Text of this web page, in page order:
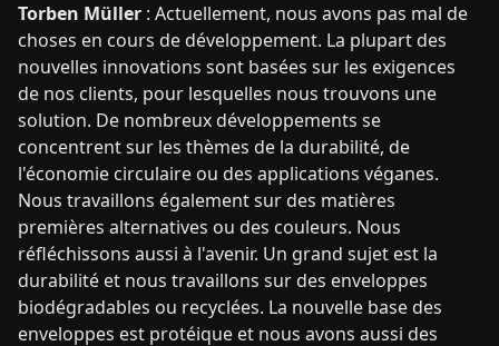
Torben Müller : Actuellement, nous avons pas mal de
choses en cours de développement. La plupart des
nouvelles innovations sont basées sur les exigences
de nos clients, pour lesquelles nous trouvons une
solution. De nombreux développements se
concentrent sur les thèmes de la durabilité, de
l'économie circulaire ou des applications véganes.
Nous travaillons également sur des matières
premières alternatives ou des couleurs. Nous
réfléchissons aussi à l'avenir. Un grand sujet est la
durabilité et nous travaillons sur des enveloppes
biodégradables ou recyclées. La nouvelle base des
enveloppes est protéique et nous avons aussi des